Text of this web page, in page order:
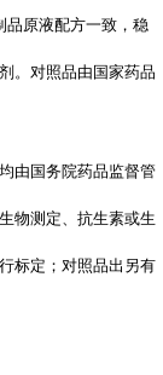
品原液配方一致，稳
。对照品由国家药品
由国务院药品监督管
物测定、抗生素或生
标定；对照品出另有